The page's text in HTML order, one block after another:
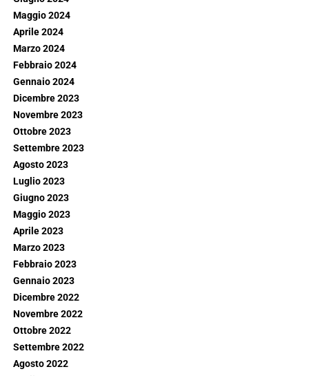
Maggio 2024
Aprile 2024
Marzo 2024
Febbraio 2024
Gennaio 2024
Dicembre 2023
Novembre 2023
Ottobre 2023
Settembre 2023
Agosto 2023
Luglio 2023
Giugno 2023
Maggio 2023
Aprile 2023
Marzo 2023
Febbraio 2023
Gennaio 2023
Dicembre 2022
Novembre 2022
Ottobre 2022
Settembre 2022
Agosto 2022